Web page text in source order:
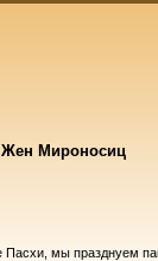
Жен Мироносиц
Пасхи, мы празднуем